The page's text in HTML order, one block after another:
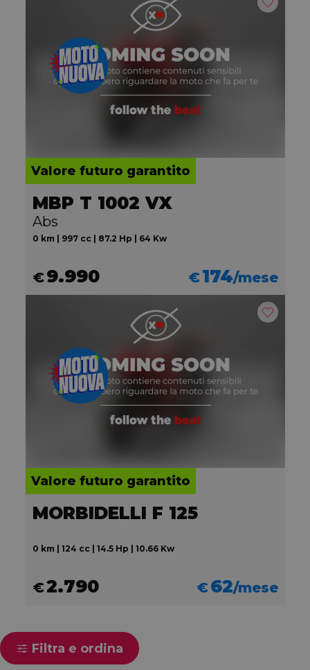
Valore futuro garantito
MBP T 1002 VX
Abs
0 km | 997 cc | 87.2 Hp | 64 Kw
€9.990 €174/mese
Valore futuro garantito
MORBIDELLI F 125
0 km | 124 cc | 14.5 Hp | 10.66 Kw
€2.790 €62/mese
Filtra e ordina